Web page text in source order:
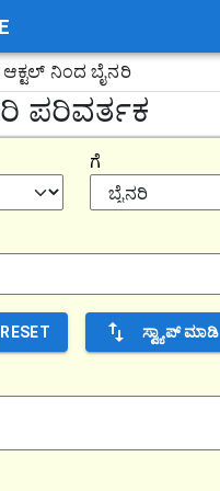
ಆಕ್ಟಲ್ ನಿಂದ ಬೈನರಿ
ಪರಿವರ್ತಕ
ಗೆ
RESET ಸ್ವ್ಯಾಪ್ ಮಾಡಿ